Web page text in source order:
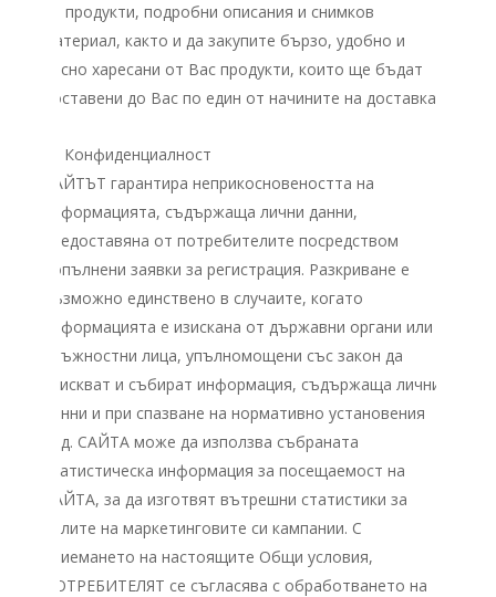
на продукти, подробни описания и снимков
материал, както и да закупите бързо, удобно и
лесно харесани от Вас продукти, които ще бъдат
доставени до Вас по един от начините на доставка.
IV. Конфиденциалност
САЙТЪТ гарантира неприкосновеността на
информацията, съдържаща лични данни,
предоставяна от потребителите посредством
попълнени заявки за регистрация. Разкриване е
възможно единствено в случаите, когато
информацията е изискана от държавни органи или
длъжностни лица, упълномощени със закон да
изискват и събират информация, съдържаща лични
данни и при спазване на нормативно установения
ред. САЙТА може да използва събраната
статистическа информация за посещаемост на
САЙТА, за да изготвят вътрешни статистики за
целите на маркетинговите си кампании. С
приемането на настоящите Общи условия,
ПОТРЕБИТЕЛЯТ се съгласява с обработването на